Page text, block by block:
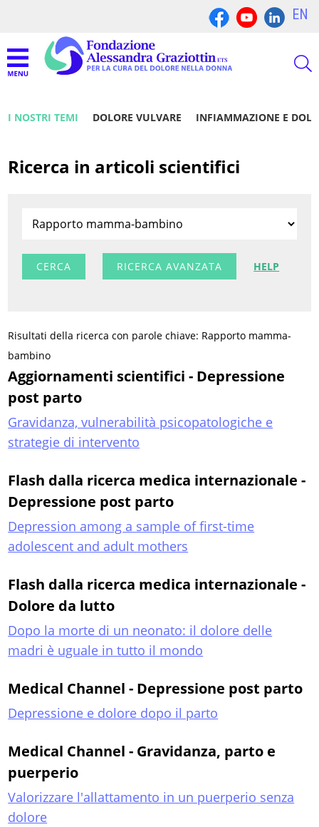
EN
I NOSTRI TEMI DOLORE VULVARE INFIAMMAZIONE E
Ricerca in articoli scientifici
RICERCA AVANZATA HELP
Risultati della ricerca con parole chiave: Rapporto mamma-
bambino
Aggiornamenti scientifici - Depressione
post parto
Gravidanza, vulnerabilità psicopatologiche e
strategie di intervento
Flash dalla ricerca medica internazionale -
Depressione post parto
Depression among a sample of first-time
adolescent and adult mothers
Flash dalla ricerca medica internazionale -
Dolore da lutto
Dopo la morte di un neonato: il dolore delle
madri è uguale in tutto il mondo
Medical Channel - Depressione post parto
Depressione e dolore dopo il parto
Medical Channel - Gravidanza, parto e
puerperio
Valorizzare l'allattamento in un puerperio senza
dolore